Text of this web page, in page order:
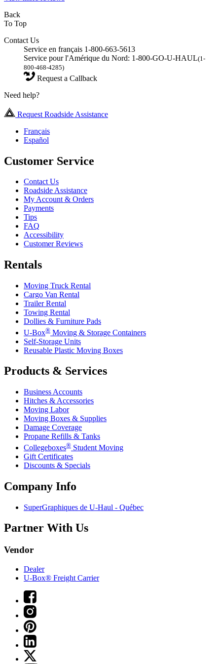
Back
To Top
Contact Us
Service en français 1-800-663-5613
Service pour l'Amérique du Nord: 1-800-GO-U-HAUL(1-
800-468-4285)
Request a Callback
Need help?
Request Roadside Assistance
Français
Español
Customer Service
Contact Us
Roadside Assistance
My Account & Orders
Payments
Tips
FAQ
Accessibility
Customer Reviews
Rentals
Moving Truck Rental
Cargo Van Rental
Trailer Rental
Towing Rental
Dollies & Furniture Pads
U-Box® Moving & Storage Containers
Self-Storage Units
Reusable Plastic Moving Boxes
Products & Services
Business Accounts
Hitches & Accessories
Moving Labor
Moving Boxes & Supplies
Damage Coverage
Propane Refills & Tanks
Collegeboxes® Student Moving
Gift Certificates
Discounts & Specials
Company Info
SuperGraphiques de U-Haul - Québec
Partner With Us
Vendor
Dealer
U-Box® Freight Carrier